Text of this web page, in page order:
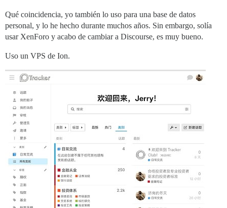
Qué coincidencia, yo también lo uso para una base de datos
personal, y lo he hecho durante muchos años. Sin embargo, solía
usar XenForo y acabo de cambiar a Discourse, es muy bueno.
Uso un VPS de Ion.